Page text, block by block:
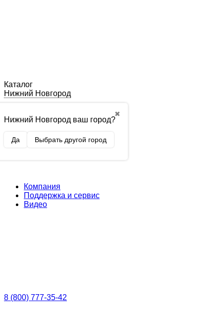
Каталог
Нижний Новгород
✖
Нижний Новгород ваш город?
Да Выбрать другой город
Компания
Поддержка и сервис
Видео
8 (800) 777-35-42